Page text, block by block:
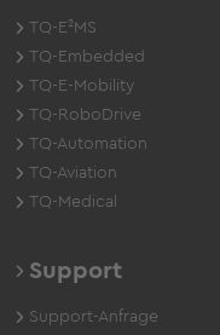
TQ-E²MS
TQ-Embedded
TQ-E-Mobility
TQ-RoboDrive
TQ-Automation
TQ-Aviation
TQ-Medical
Support
Support-Anfrage